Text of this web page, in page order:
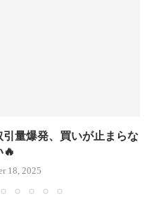
量爆発、買いが止まらな
🔥
18, 2025